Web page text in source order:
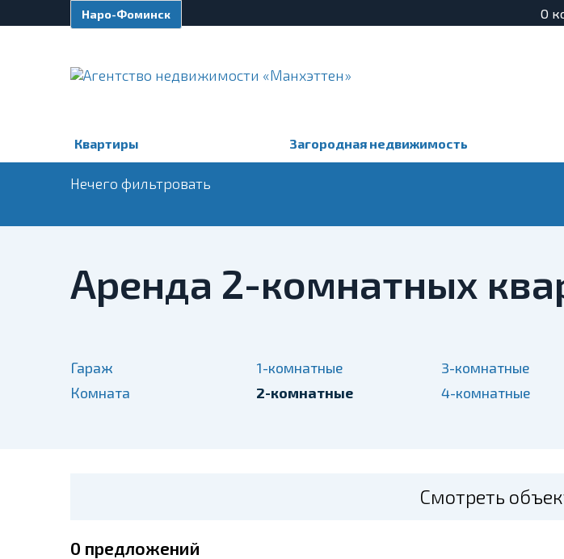
Наро-Фоминск О
Квартиры Загородная недвижимость
Нечего фильтровать
Аренда 2-комнатных
Гараж
Комната
1-комнатные
2-комнатные
3-комнатные
4-комнатные
Смотреть
0 предложений